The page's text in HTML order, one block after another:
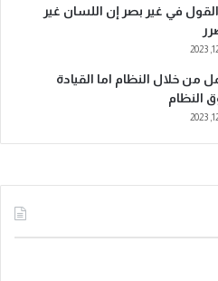
في غير بصر إن اللسان غير
من خلال النظام اما القيادة
النظام